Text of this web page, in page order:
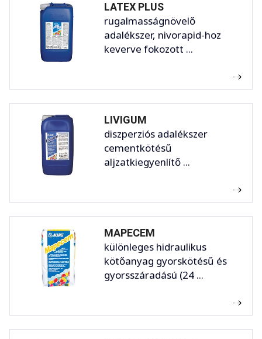
LATEX PLUS
rugalmasságnövelő
adalékszer, nivorapid-hoz
keverve fokozott ...
LIVIGUM
diszperziós adalékszer
cementkötésű
aljzatkiegyenlítő ...
MAPECEM
különleges hidraulikus
kötőanyag gyorskötésű és
gyorsszáradású (24 ...